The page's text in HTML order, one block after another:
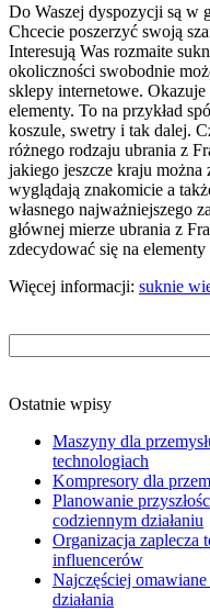
Do Waszej dyspozycji są w
Chcecie poszerzyć swoją
Interesują Was rozmaite
okoliczności swobodnie
sklepy internetowe.
elementy. To na przykład
koszule, swetry i tak dalej.
różnego rodzaju ubrania z
jakiego jeszcze kraju
wyglądają znakomicie a
własnego najważniejszego
głównej mierze ubrania z
zdecydować się na
Więcej informacji: suknie
Ostatnie wpisy
Maszyny dla
technologiach
Kompresory dla
Planowanie
codziennym działaniu
Organizacja zaplecza
influencerów
Najczęściej
działania